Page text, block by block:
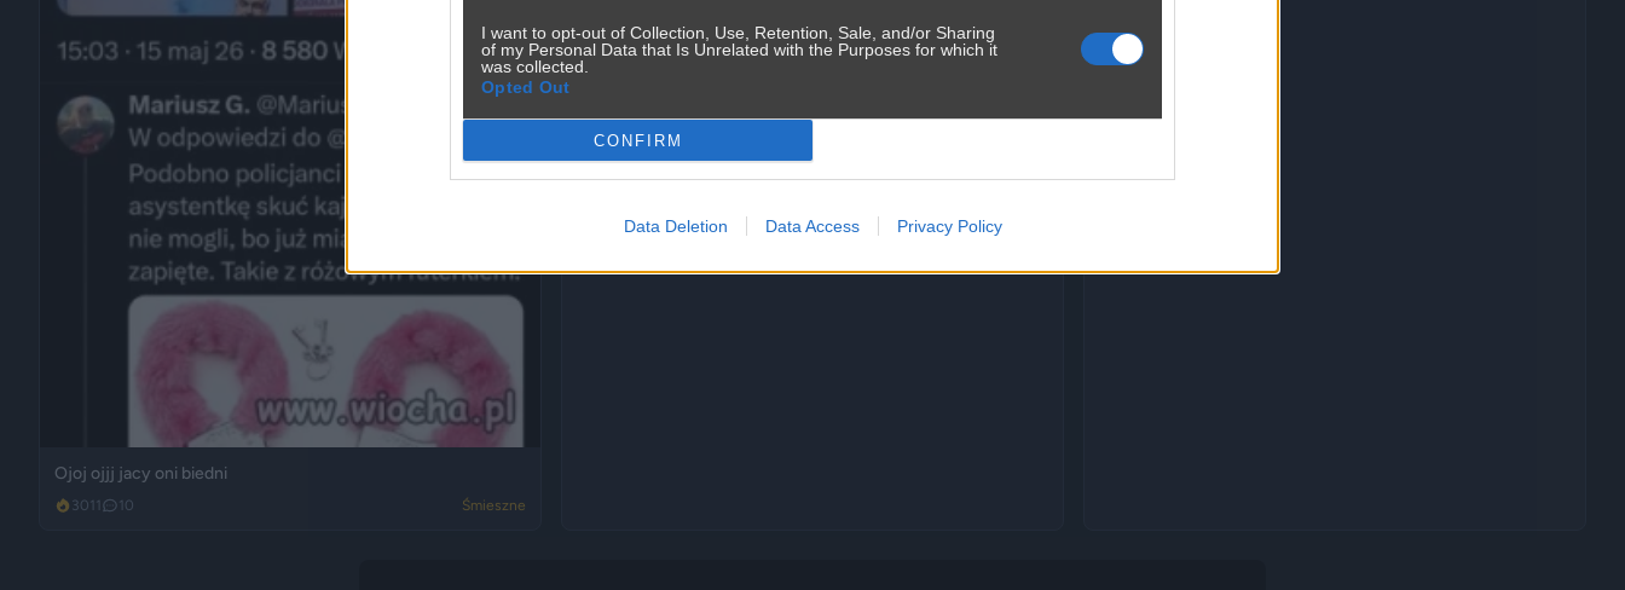
I want to opt-out of Collection, Use, Retention, Sale, and/or Sharing
of my Personal Data that Is Unrelated with the Purposes for which it
was collected.
Opted Out
CONFIRM
Data Deletion Data Access Privacy Policy
Ojoj ojjj jacy oni biedni
3011 10 Śmieszne